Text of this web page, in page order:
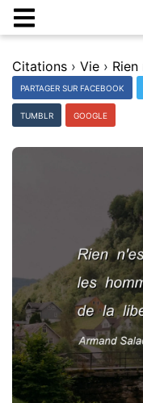
Citations › Vie ›
PARTAGER SUR FACEBOOK
TUMBLR GOOGLE